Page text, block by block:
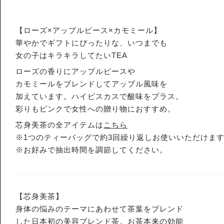
【ローズ×アップルピース×カモミール】
華やかでギフトにぴったりな、いつまでも
女の子はキラキラしてたいTEA
ローズの香りにアップルピースや
カモミールをブレンドしてアップル風味を
加えています。ハイビスカスで酸味をプラス。
彩りもピンクで女性への贈り物におすすめ。
芯身美茶の全アイテムは こちら
※1つのティーバッグで約3回繰り返しお使いいただけます
※お好みで抽出時間を調節してください。
【芯身美茶】
身体の悩みのテーマにあわせて茶葉をブレンド
した日本初の美容ブレンド茶。お茶本来の効能